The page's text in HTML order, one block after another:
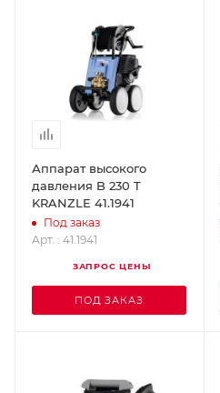
Аппарат высокого
давления B 230 T
KRANZLE 41.1941
Под заказ
Арт. : 41.1941
ЗАПРОС ЦЕНЫ
ПОД ЗАКАЗ